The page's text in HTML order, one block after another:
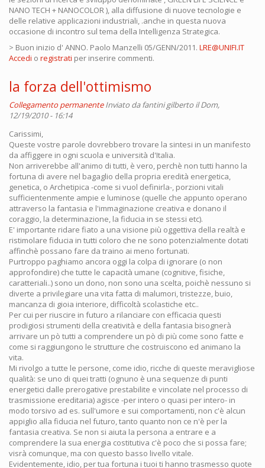
NANO TECH + NANOCOLOR ), alla diffusione di nuove tecnologie e
delle relative applicazioni industriali, .anche in questa nuova
occasione di incontro sul tema della Intelligenza Strategica.
> Buon inizio d' ANNO. Paolo Manzelli 05/GENN/2011. LRE@UNIFI.IT
Accedi o registrati per inserire commenti.
la forza dell'ottimismo
Collegamento permanente Inviato dafantini gilberto il Dom,
12/19/2010 - 16:14
Carissimi,
Queste vostre parole dovrebbero trovare la sintesi in un manifesto
da affiggere in ogni scuola e università d'Italia.
Non arriverebbe all'animo di tutti, è vero, perchè non tutti hanno la
fortuna di avere nel bagaglio della propria eredità energetica,
genetica, o Archetipica -come si vuol definirla-, porzioni vitali
sufficientenmente ampie e luminose (quelle che appunto operano
attraverso la fantasia e l'immaginazione creativa e donano il
coraggio, la determinazione, la fiducia in se stessi etc).
E' importante ridare fiato a una visione più oggettiva della realtà e
ristimolare fiducia in tutti coloro che ne sono potenzialmente dotati
affinchè possano fare da traino ai meno fortunati.
Purtroppo paghiamo ancora oggi la colpa di ignorare (o non
approfondire) che tutte le capacità umane (cognitive, fisiche,
caratteriali..) sono un dono, non sono una scelta, poichè nessuno si
diverte a privilegiare una vita fatta di malumori, tristezze, buio,
mancanza di gioia interiore, difficoltà scolastiche etc..
Per cui per riuscire in futuro a rilanciare con efficacia questi
prodigiosi strumenti della creatività e della fantasia bisognerà
arrivare un pò tutti a comprendere un pò di più come sono fatte e
come si raggiungono le strutture che costruiscono ed animano la
vita.
Mi rivolgo a tutte le persone, come idio, ricche di queste meravigliose
qualità: se uno di quei tratti (ognuno è una sequenze di punti
energetici dalle prerogative prestabilite e vincolate nel processo di
trasmissione ereditaria) agisce -per intero o quasi per intero- in
modo torsivo ad es. sull'umore e sui comportamenti, non c'è alcun
appiglio alla fiducia nel futuro, tanto quanto non ce n'è per la
fantasia creativa. Se non si aiuta la persona a entrare e a
comprendere la sua energia costitutiva c'è poco che si possa fare;
visrà comunque, ma con questo basso livello vitale.
Evidentemente, idio, per tua fortuna i tuoi ti hanno trasmesso quote